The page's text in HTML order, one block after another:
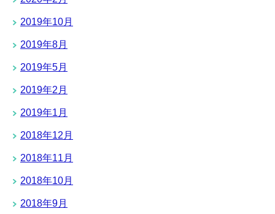
2019年10月
2019年8月
2019年5月
2019年2月
2019年1月
2018年12月
2018年11月
2018年10月
2018年9月